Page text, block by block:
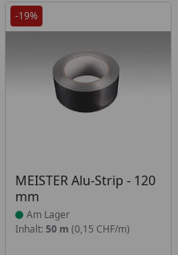
-19%
MEISTER Alu-Strip - 120
mm
Produkt am Lager
Am Lager
Inhalt: 50 m (0,15 CHF/m)